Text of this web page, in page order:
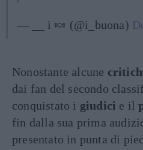
— __ i 🍬 (@i_buona)
Nonostante alcune
dai fan del secondo
conquistato i giudici e il
fin dalla sua prima
presentato in punta di